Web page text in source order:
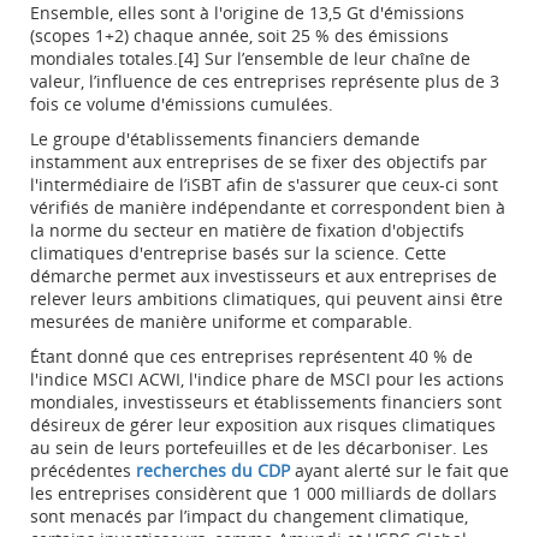
Ensemble, elles sont à l'origine de 13,5 Gt d'émissions
(scopes 1+2) chaque année, soit 25 % des émissions
mondiales totales.[4] Sur l’ensemble de leur chaîne de
valeur, l’influence de ces entreprises représente plus de 3
fois ce volume d'émissions cumulées.
Le groupe d'établissements financiers demande
instamment aux entreprises de se fixer des objectifs par
l'intermédiaire de l’iSBT afin de s'assurer que ceux-ci sont
vérifiés de manière indépendante et correspondent bien à
la norme du secteur en matière de fixation d'objectifs
climatiques d'entreprise basés sur la science. Cette
démarche permet aux investisseurs et aux entreprises de
relever leurs ambitions climatiques, qui peuvent ainsi être
mesurées de manière uniforme et comparable.
Étant donné que ces entreprises représentent 40 % de
l'indice MSCI ACWI, l'indice phare de MSCI pour les actions
mondiales, investisseurs et établissements financiers sont
désireux de gérer leur exposition aux risques climatiques
au sein de leurs portefeuilles et de les décarboniser. Les
précédentes recherches du CDPayant alerté sur le fait que
les entreprises considèrent que 1 000 milliards de dollars
sont menacés par l’impact du changement climatique,